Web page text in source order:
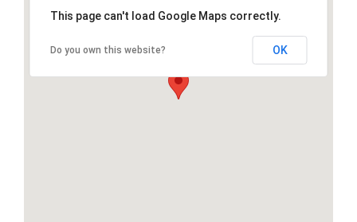
This page can't load Google Maps correctly.
Do you own this website? OK